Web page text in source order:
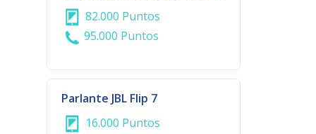
82.000 Puntos
95.000 Puntos
Parlante JBL Flip 7
16.000 Puntos